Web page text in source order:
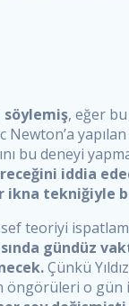
söylemiş, eğer
bu deneyi
iddia
tekniğiyle
teoriyi
gündüz
Çünkü
öngörüleri o gün